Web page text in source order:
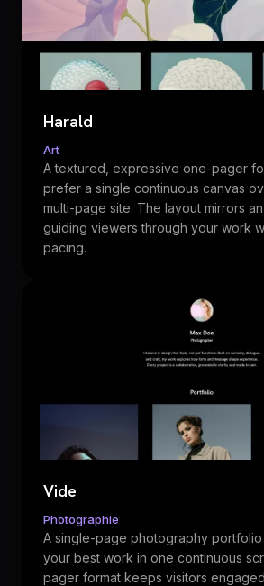
Harald
Art
A textured, expressive one-pager
prefer a single continuous canvas
multi-page site. The layout mirrors
guiding viewers through your work
pacing.
Vide
Photographie
A single-page photography portfolio
your best work in one continuous
pager format keeps visitors